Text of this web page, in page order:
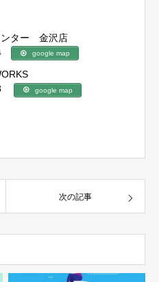
ター 金沢店
google map
3
google map
次の記事